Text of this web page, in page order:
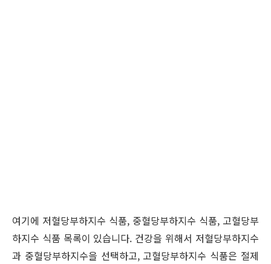
여기에 저혈당부하지수 식품, 중혈당부하지수 식품, 고혈당부
하지수 식품 목록이 있습니다. 건강을 위해서 저혈당부하지수
과 중혈당부하지수을 선택하고, 고혈당부하지수 식품은 절제